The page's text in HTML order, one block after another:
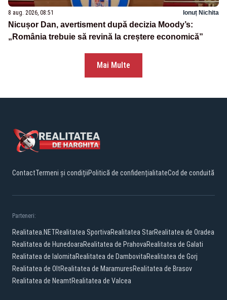
8 aug. 2026, 08:51 Ionuț Nichita
Nicușor Dan, avertisment după decizia Moody’s:
„România trebuie să revină la creștere economică”
Mai Multe
ContactTermeni și condițiiPolitică de confidențialitateCod de conduită
Parteneri:
Realitatea.NETRealitatea SportivaRealitatea StarRealitatea de Oradea
Realitatea de HunedoaraRealitatea de PrahovaRealitatea de Galati
Realitatea de IalomitaRealitatea de DambovitaRealitatea de Gorj
Realitatea de OltRealitatea de MaramuresRealitatea de Brasov
Realitatea de NeamtRealitatea de Valcea